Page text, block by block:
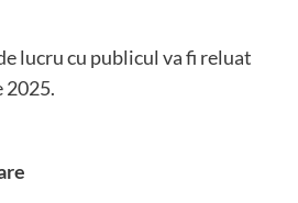
lucru cu publicul va fi reluat
2025.